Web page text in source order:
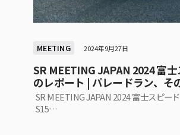
MEETING 2024年9月27日
SR MEETING JAPAN 2024 富
のレポート | パレードラン、そ
SR MEETING JAPAN 2024 富士スピー
S15…